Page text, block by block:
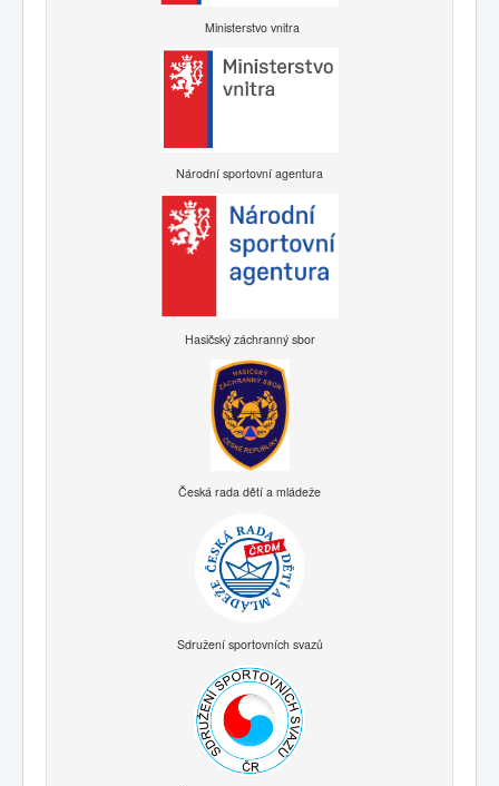
Ministerstvo vnitra
Národní sportovní agentura
Hasičský záchranný sbor
Česká rada dětí a mládeže
Sdružení sportovních svazů